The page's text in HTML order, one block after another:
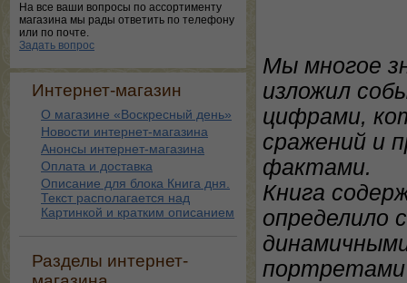
На все ваши вопросы по ассортименту
магазина мы рады ответить по телефону
или по почте.
Задать вопрос
Интернет-магазин
О магазине «Воскресный день»
Новости интернет-магазина
Анонсы интернет-магазина
Оплата и доставка
Описание для блока Книга дня.
Текст располагается над
Картинкой и кратким описанием
Разделы интернет-
Мы многое
изложил
цифрами,
сражений и
фактами.
Книга
определило
портретами